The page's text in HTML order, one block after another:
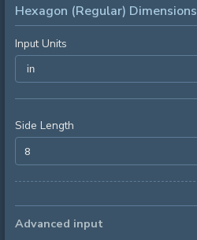
Hexagon (Regular) Dimensions
Input Units
Side Length
Advanced input